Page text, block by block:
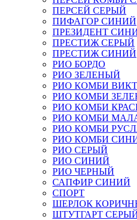
ПЕРСЕЙ СЕРЫЙ
ПИФАГОР СИНИЙ
ПРЕЗИДЕНТ
ПРЕСТИЖ СЕРЫЙ
ПРЕСТИЖ СИНИЙ
РИО БОРДО
РИО ЗЕЛЕНЫЙ
РИО КОМБИ
РИО КОМБИ
РИО КОМБИ
РИО КОМБИ
РИО КОМБИ
РИО КОМБИ
РИО СЕРЫЙ
РИО СИНИЙ
РИО ЧЕРНЫЙ
САПФИР СИНИЙ
СПОРТ
ШЕРЛОК
ШТУТГАРТ